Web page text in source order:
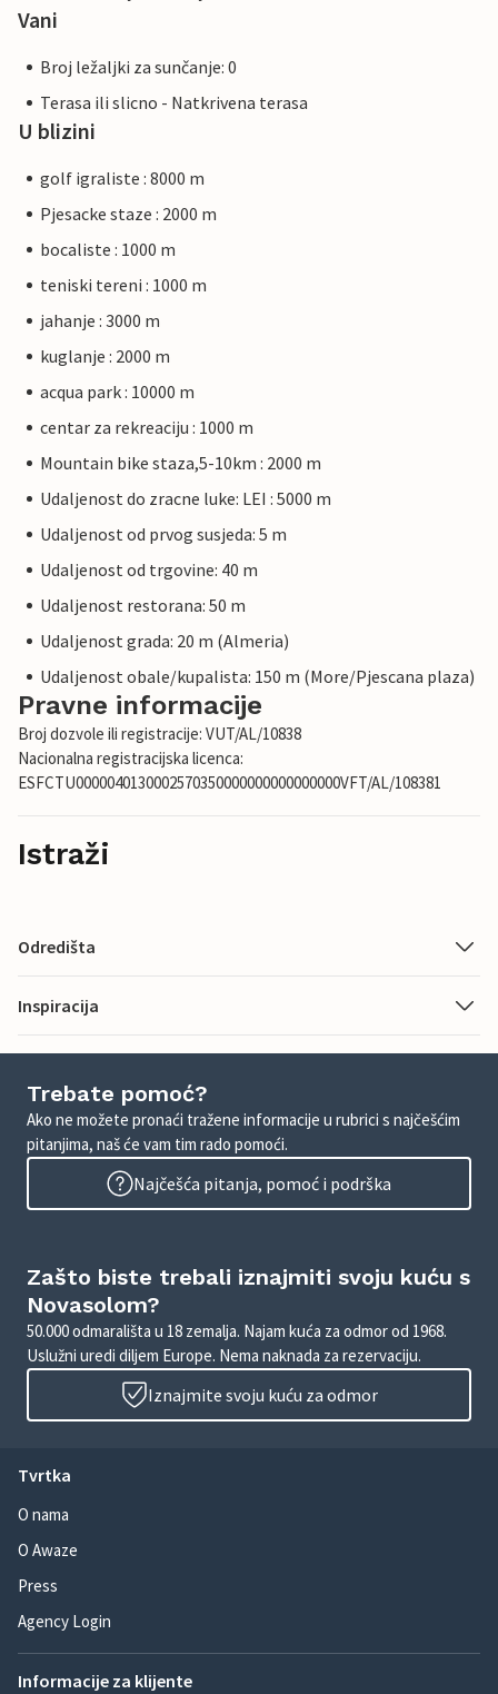
Vani
Broj ležaljki za sunčanje: 0
Terasa ili slicno - Natkrivena terasa
U blizini
golf igraliste : 8000 m
Pjesacke staze : 2000 m
bocaliste : 1000 m
teniski tereni : 1000 m
jahanje : 3000 m
kuglanje : 2000 m
acqua park : 10000 m
centar za rekreaciju : 1000 m
Mountain bike staza,5-10km : 2000 m
Udaljenost do zracne luke: LEI : 5000 m
Udaljenost od prvog susjeda: 5 m
Udaljenost od trgovine: 40 m
Udaljenost restorana: 50 m
Udaljenost grada: 20 m (Almeria)
Udaljenost obale/kupalista: 150 m (More/Pjescana plaza)
Pravne informacije
Broj dozvole ili registracije: VUT/AL/10838
Nacionalna registracijska licenca:
ESFCTU0000040130002570350000000000000000VFT/AL/108381
Istraži
Odredišta
Inspiracija
Trebate pomoć?
Ako ne možete pronaći tražene informacije u rubrici s najčešćim
pitanjima, naš će vam tim rado pomoći.
Najčešća pitanja, pomoć i podrška
Zašto biste trebali iznajmiti svoju kuću s
Novasolom?
50.000 odmarališta u 18 zemalja. Najam kuća za odmor od 1968.
Uslužni uredi diljem Europe. Nema naknada za rezervaciju.
Iznajmite svoju kuću za odmor
Tvrtka
O nama
O Awaze
Press
Agency Login
Informacije za klijente